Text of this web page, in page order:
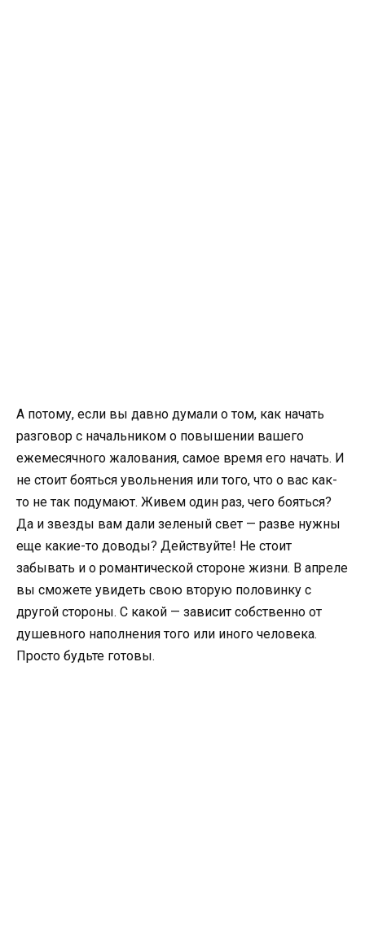
А потому, если вы давно думали о том, как начать
разговор с начальником о повышении вашего
ежемесячного жалования, самое время его начать. И
не стоит бояться увольнения или того, что о вас как-
то не так подумают. Живем один раз, чего бояться?
Да и звезды вам дали зеленый свет — разве нужны
еще какие-то доводы? Действуйте! Не стоит
забывать и о романтической стороне жизни. В апреле
вы сможете увидеть свою вторую половинку с
другой стороны. С какой — зависит собственно от
душевного наполнения того или иного человека.
Просто будьте готовы.